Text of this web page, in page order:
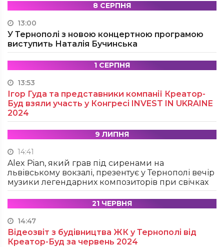
8 СЕРПНЯ
13:00
У Тернополі з новою концертною програмою
виступить Наталія Бучинська
1 СЕРПНЯ
13:53
Ігор Гуда та представники компанії Креатор-
Буд взяли участь у Конгресі INVEST IN UKRAINE
2024
9 ЛИПНЯ
14:41
Alex Pian, який грав під сиренами на
львівському вокзалі, презентує у Тернополі вечір
музики легендарних композиторів при свічках
21 ЧЕРВНЯ
14:47
Відеозвіт з будівництва ЖК у Тернополі від
Креатор-Буд за червень 2024